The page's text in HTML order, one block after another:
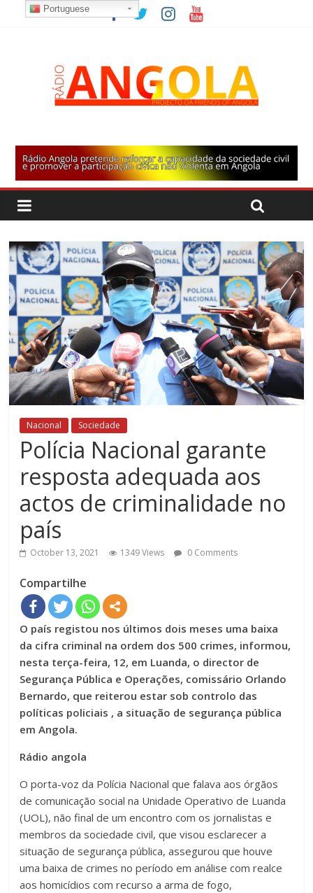
Nacional Sociedade
Polícia Nacional garante
resposta adequada aos
actos de criminalidade no
país
October 13, 2021 1349 Views 0 Comments
Compartilhe
O país registou nos últimos dois meses uma baixa
da cifra criminal na ordem dos 500 crimes, informou,
nesta terça-feira, 12, em Luanda, o director de
Segurança Pública e Operações, comissário Orlando
Bernardo, que reiterou estar sob controlo das
políticas policiais , a situação de segurança pública
em Angola.
Rádio angola
O porta-voz da Polícia Nacional que falava aos órgãos
de comunicação social na Unidade Operativo de Luanda
(UOL), não final de um encontro com os jornalistas e
membros da sociedade civil, que visou esclarecer a
situação de segurança pública, assegurou que houve
uma baixa de crimes no período em análise com realce
aos homicídios com recurso a arma de fogo,
Portuguese